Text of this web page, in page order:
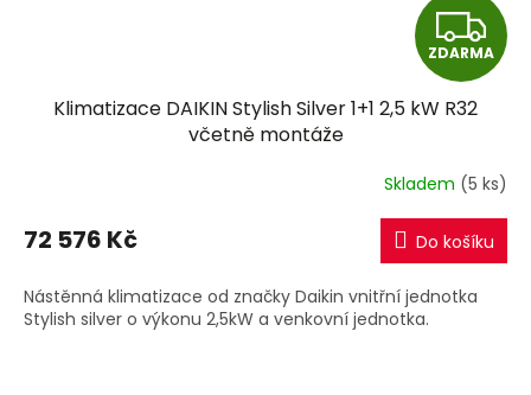
Z
D
R
M
A
ZDARMA
Klimatizace DAIKIN Stylish Silver 1+1 2,5 kW R32
včetně montáže
Skladem (5 ks)
72 576 Kč Do košíku
Nástěnná klimatizace od značky Daikin vnitřní jednotka
Stylish silver o výkonu 2,5kW a venkovní jednotka.